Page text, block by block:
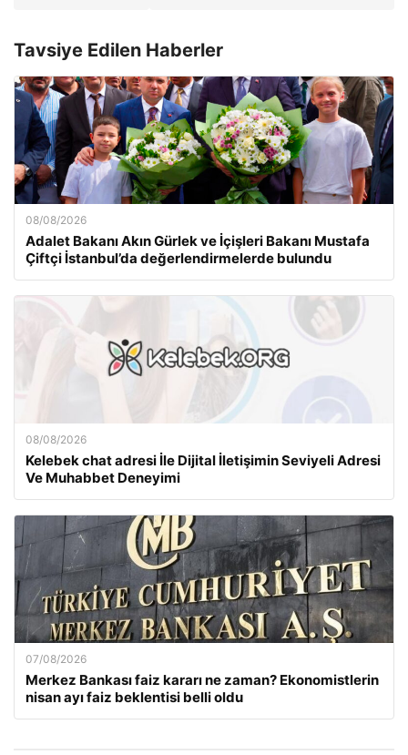
Tavsiye Edilen Haberler
08/08/2026
Adalet Bakanı Akın Gürlek ve İçişleri Bakanı Mustafa
Çiftçi İstanbul’da değerlendirmelerde bulundu
08/08/2026
Kelebek chat adresi İle Dijital İletişimin Seviyeli Adresi
Ve Muhabbet Deneyimi
07/08/2026
Merkez Bankası faiz kararı ne zaman? Ekonomistlerin
nisan ayı faiz beklentisi belli oldu